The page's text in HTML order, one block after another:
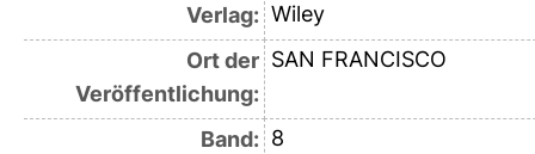
Verlag: Wiley
Ort der
Veröffentlichung:
SAN FRANCISCO
Band: 8